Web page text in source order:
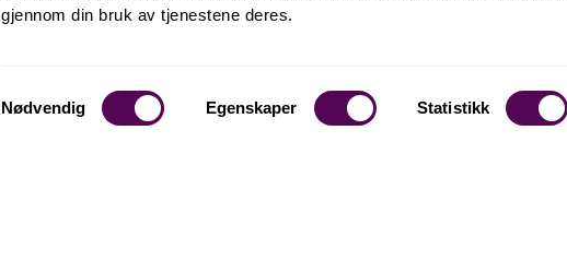
gjennom din bruk av tjenestene deres.
Samtykkevalg
Nødvendig Egenskaper Statistikk